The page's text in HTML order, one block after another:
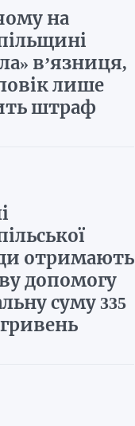
на
в’язниця,
лише
штраф
отримають
допомогу
суму 335